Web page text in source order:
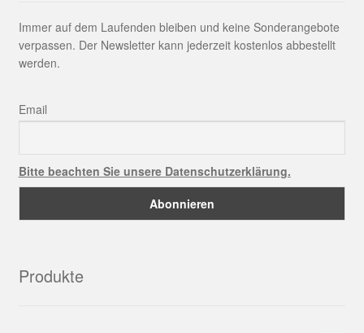
Immer auf dem Laufenden bleiben und keine Sonderangebote
verpassen. Der Newsletter kann jederzeit kostenlos abbestellt
werden.
Email
Bitte beachten Sie unsere Datenschutzerklärung.
Produkte